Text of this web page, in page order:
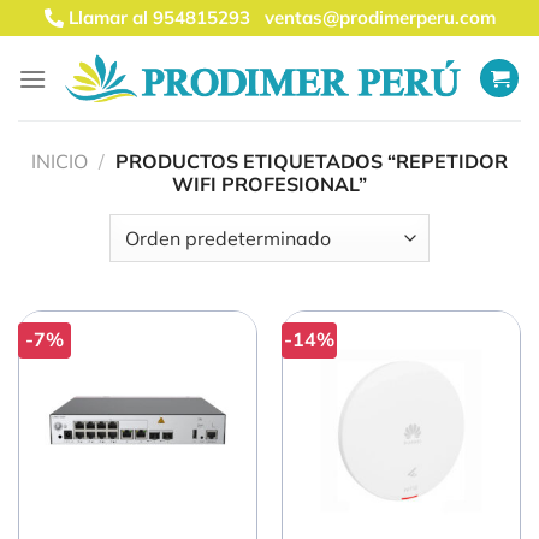
Saltar
al
contenido
Llamar al 954815293ventas@prodimerperu.com
INICIO / PRODUCTOS ETIQUETADOS “REPETIDOR
WIFI PROFESIONAL”
-7% -14%